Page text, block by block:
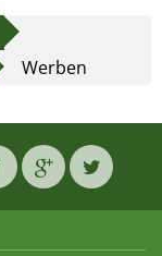
Werben